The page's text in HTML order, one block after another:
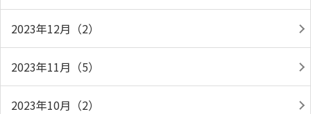
2023年12月（2）
2023年11月（5）
2023年10月（2）